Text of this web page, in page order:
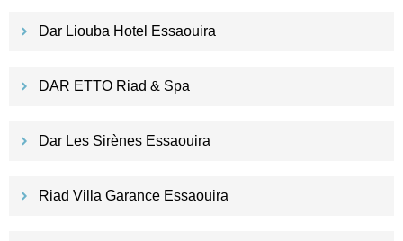
Dar Liouba Hotel Essaouira
DAR ETTO Riad & Spa
Dar Les Sirènes Essaouira
Riad Villa Garance Essaouira